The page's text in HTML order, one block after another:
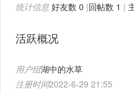
络
统计信息 好友数 0 |回帖数 1 |
活跃概况
用户组湖中的水草
注册时间2022-6-29 21:55